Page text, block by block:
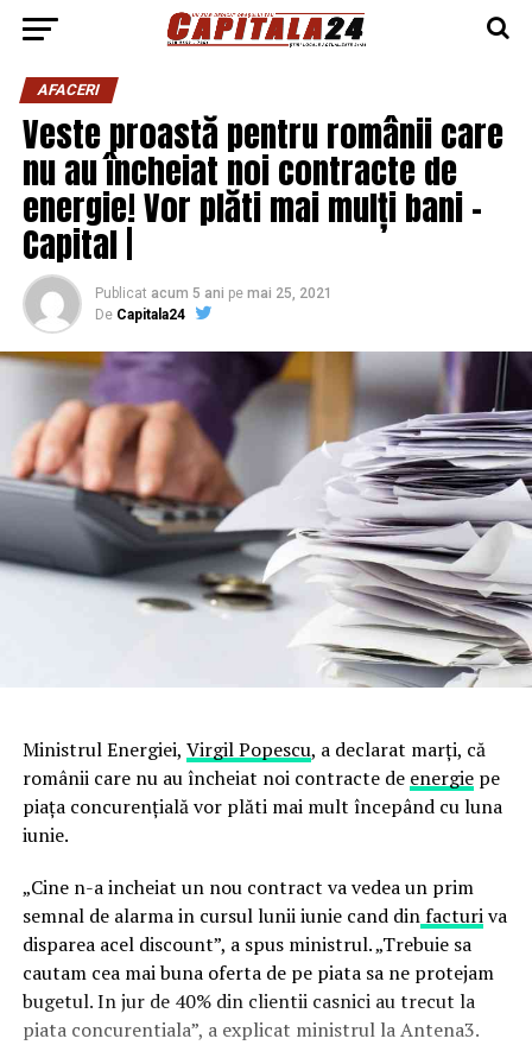
AFACERI
Veste proastă pentru românii care
nu au încheiat noi contracte de
energie! Vor plăti mai mulți bani –
Capital |
Publicat acum 5 ani pe mai 25, 2021
De Capitala24
Ministrul Energiei, Virgil Popescu, a declarat marți, că
românii care nu au încheiat noi contracte de energiepe
piața concurențială vor plăti mai mult începând cu luna
iunie.
„Cine n-a incheiat un nou contract va vedea un prim
semnal de alarma in cursul lunii iunie cand dinfacturiva
disparea acel discount”, a spus ministrul. „Trebuie sa
cautam cea mai buna oferta de pe piata sa ne protejam
bugetul. In jur de 40% din clientii casnici au trecut la
piata concurentiala”, a explicat ministrul la Antena3.